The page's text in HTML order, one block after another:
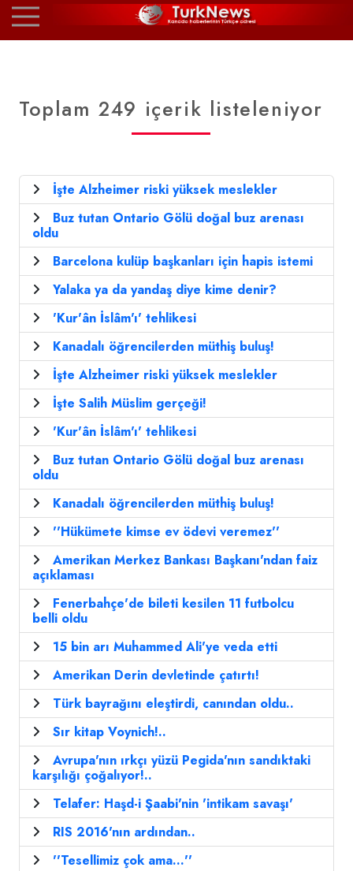
Toplam 249 içerik listeleniyor
İşte Alzheimer riski yüksek meslekler
Buz tutan Ontario Gölü doğal buz arenası
oldu
Barcelona kulüp başkanları için hapis istemi
Yalaka ya da yandaş diye kime denir?
'Kur'ân İslâm'ı' tehlikesi
Kanadalı öğrencilerden müthiş buluş!
İşte Alzheimer riski yüksek meslekler
İşte Salih Müslim gerçeği!
'Kur'ân İslâm'ı' tehlikesi
Buz tutan Ontario Gölü doğal buz arenası
oldu
Kanadalı öğrencilerden müthiş buluş!
''Hükümete kimse ev ödevi veremez''
Amerikan Merkez Bankası Başkanı'ndan faiz
açıklaması
Fenerbahçe'de bileti kesilen 11 futbolcu
belli oldu
15 bin arı Muhammed Ali'ye veda etti
Amerikan Derin devletinde çatırtı!
Türk bayrağını eleştirdi, canından oldu..
Sır kitap Voynich!..
Avrupa'nın ırkçı yüzü Pegida'nın sandıktaki
karşılığı çoğalıyor!..
Telafer: Haşd-i Şaabi'nin 'intikam savaşı'
RIS 2016'nın ardından..
''Tesellimiz çok ama...''